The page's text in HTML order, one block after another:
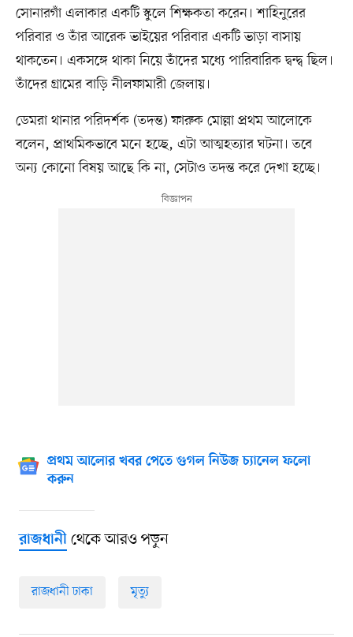
সোনারগাঁ এলাকার একটি স্কুলে শিক্ষকতা করেন। শাহিনুরের
পরিবার ও তাঁর আরেক ভাইয়ের পরিবার একটি ভাড়া বাসায়
থাকতেন। একসঙ্গে থাকা নিয়ে তাঁদের মধ্যে পারিবারিক দ্বন্দ্ব ছিল।
তাঁদের গ্রামের বাড়ি নীলফামারী জেলায়।
ডেমরা থানার পরিদর্শক (তদন্ত) ফারুক মোল্লা প্রথম আলোকে
বলেন, প্রাথমিকভাবে মনে হচ্ছে, এটা আত্মহত্যার ঘটনা। তবে
অন্য কোনো বিষয় আছে কি না, সেটাও তদন্ত করে দেখা হচ্ছে।
প্রথম আলোর খবর পেতে গুগল নিউজ চ্যানেল ফলো
করুন
রাজধানীথেকে আরও পড়ুন
রাজধানী ঢাকা মৃত্যু